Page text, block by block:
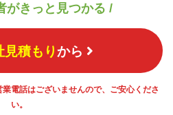
がきっと見つかる /
見積もりから
業電話はございませんので、ご安心くださ
い。